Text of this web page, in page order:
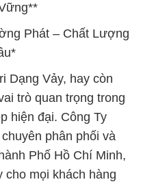
Phát – Chất Lượng
Dạng Vảy, hay còn
trò quan trọng trong
hiện đại. Công Ty
phân phối và
Phố Hồ Chí Minh,
cho mọi khách hàng